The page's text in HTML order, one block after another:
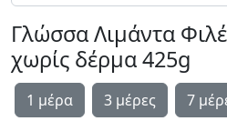
Γλώσσα Λιμάντα
χωρίς δέρμα 425g
1 μέρα 3 μέρες 7